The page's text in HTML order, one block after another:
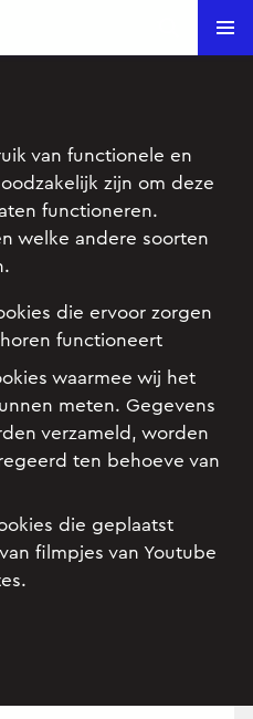
Search
28 mei 2026 om 11:12.
geprobeerd
maar ik snap
doe...
is niet moeilijk, maar
lukt me
mij helpen met
van functionele en
zijn om deze
functioneren.
welke andere soorten
die ervoor zorgen
functioneert
waarmee wij het
meten. Gegevens
verzameld, worden
ten behoeve van
die geplaatst
filmpjes van Youtube